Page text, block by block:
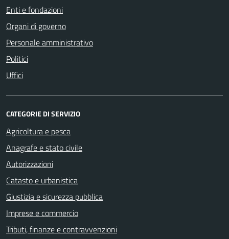
Enti e fondazioni
Organi di governo
Personale amministrativo
Politici
Uffici
CATEGORIE DI SERVIZIO
Agricoltura e pesca
Anagrafe e stato civile
Autorizzazioni
Catasto e urbanistica
Giustizia e sicurezza pubblica
Imprese e commercio
Tributi, finanze e contravvenzioni